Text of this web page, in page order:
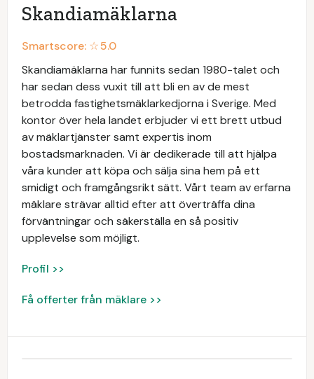
Skandiamäklarna
Smartscore: ☆5.0
Skandiamäklarna har funnits sedan 1980-talet och
har sedan dess vuxit till att bli en av de mest
betrodda fastighetsmäklarkedjorna i Sverige. Med
kontor över hela landet erbjuder vi ett brett utbud
av mäklartjänster samt expertis inom
bostadsmarknaden. Vi är dedikerade till att hjälpa
våra kunder att köpa och sälja sina hem på ett
smidigt och framgångsrikt sätt. Vårt team av erfarna
mäklare strävar alltid efter att överträffa dina
förväntningar och säkerställa en så positiv
upplevelse som möjligt.
Profil >>
Få offerter från mäklare >>